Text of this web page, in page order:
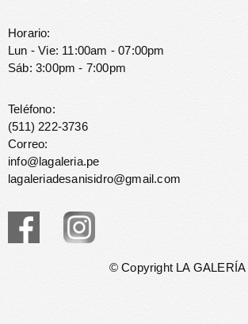
Horario:
Lun - Vie: 11:00am - 07:00pm
Sáb: 3:00pm - 7:00pm
Teléfono:
(511) 222-3736
Correo:
info@lagaleria.pe
lagaleriadesanisidro@gmail.com
© Copyright LA GALERÍA